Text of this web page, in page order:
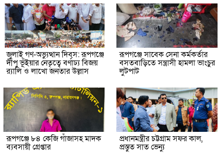
জুলাই গণ-অভ্যুত্থান দিবস: রূপগঞ্জে
দীপু ভূঁইয়ার নেতৃত্বে বর্ণাঢ্য বিজয়
র‌্যালি ও লাখো জনতার উল্লাস
রূপগঞ্জে সাবেক সেনা কর্মকর্তার
বসতবাড়িতে সন্ত্রাসী হামলা ভাংচুর
লুটপাট
রূপগঞ্জে ৮৪ কেজি গাঁজাসহ মাদক
ব্যবসায়ী গ্রেপ্তার
প্রধানমন্ত্রীর চট্টগ্রাম সফর কাল,
প্রস্তুত সাত ভেন্যু